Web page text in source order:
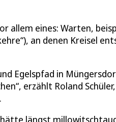
allem eines: Warten,
an denen Kreisel
Egelspfad in
erzählt Roland Schüler,
längst